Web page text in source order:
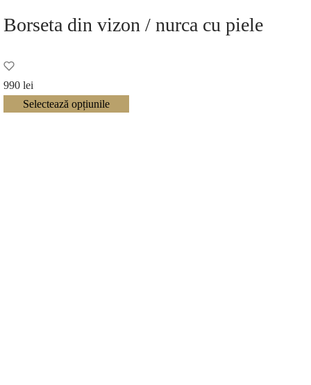
Borseta din vizon / nurca cu piele
990 lei
Selectează opțiunile